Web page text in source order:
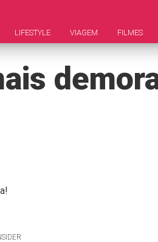
LIFESTYLE VIAGEM FILMES